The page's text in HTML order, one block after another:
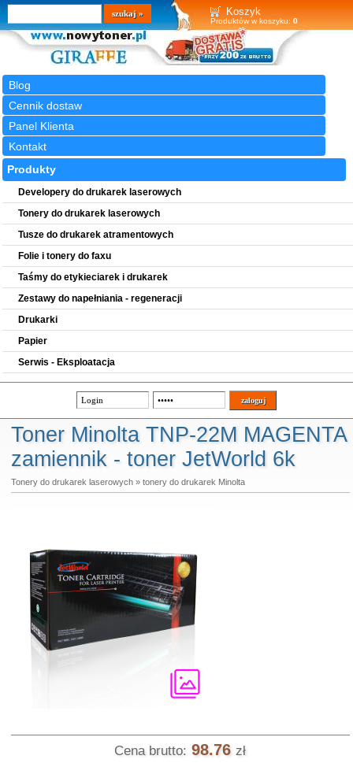
Koszyk
Produktów w koszyku: 0
Blog
Cennik dostaw
Panel Klienta
Kontakt
Wyszukiwarka
szukaj
Produkty
Developery do drukarek laserowych
Tonery do drukarek laserowych
Tusze do drukarek atramentowych
Folie i tonery do faxu
Taśmy do etykieciarek i drukarek
Zestawy do napełniania - regeneracji
Drukarki
Papier
Serwis - Eksploatacja
Toner Minolta TNP-22M MAGENTA
zamiennik - toner JetWorld 6k
Tonery do drukarek laserowych» tonery do drukarek Minolta
Cena brutto: 98.76 zł